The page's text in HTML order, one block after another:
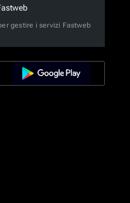
gestire i servizi Fastweb